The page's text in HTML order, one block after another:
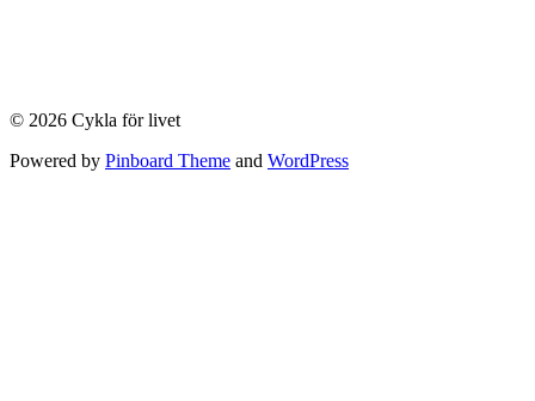
© 2026 Cykla för livet
Powered by Pinboard Theme and WordPress